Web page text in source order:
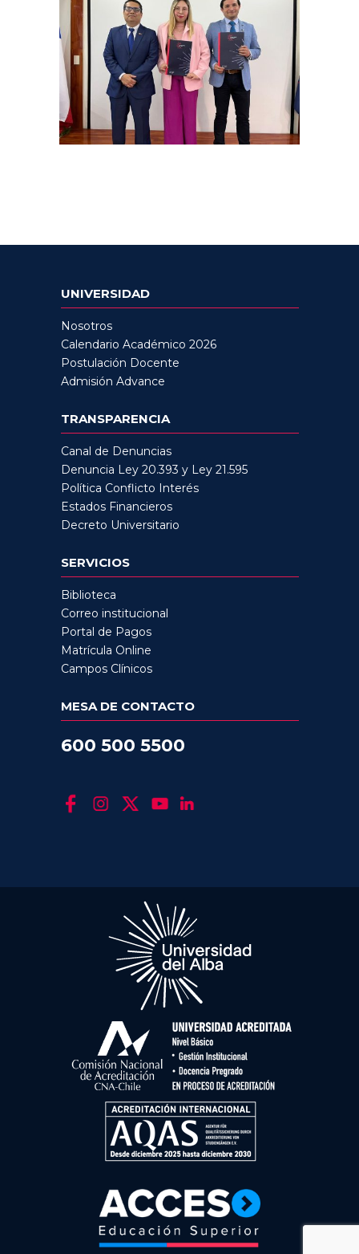
UNIVERSIDAD
Nosotros
Calendario Académico 2026
Postulación Docente
Admisión Advance
TRANSPARENCIA
Canal de Denuncias
Denuncia Ley 20.393 y Ley 21.595
Política Conflicto Interés
Estados Financieros
Decreto Universitario
SERVICIOS
Biblioteca
Correo institucional
Portal de Pagos
Matrícula Online
Campos Clínicos
MESA DE CONTACTO
600 500 5500